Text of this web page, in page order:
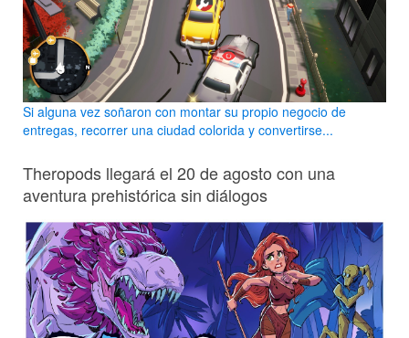
Si alguna vez soñaron con montar su propio negocio de
entregas, recorrer una ciudad colorida y convertirse...
Theropods llegará el 20 de agosto con una
aventura prehistórica sin diálogos